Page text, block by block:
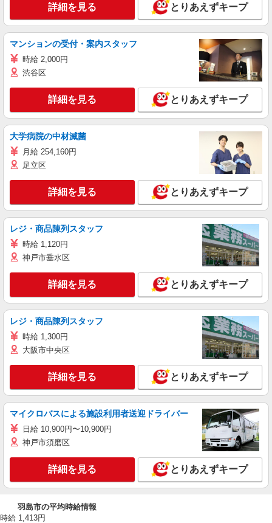
詳細を見る とりあえずキープ
マンションの受付・案内スタッフ
時給 2,000円
渋谷区
詳細を見る とりあえずキープ
大学病院の中材滅菌
月給 254,160円
足立区
詳細を見る とりあえずキープ
レジ・商品陳列スタッフ
時給 1,120円
神戸市垂水区
詳細を見る とりあえずキープ
レジ・商品陳列スタッフ
時給 1,300円
大阪市中央区
詳細を見る とりあえずキープ
マイクロバスによる施設利用者送迎ドライバー
日給 10,900円〜10,900円
神戸市須磨区
詳細を見る とりあえずキープ
羽島市の平均時給情報
時給 1,413円